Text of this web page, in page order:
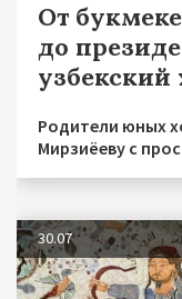
От
до
узбекский
Родители юных
Мирзиёеву с
30.07